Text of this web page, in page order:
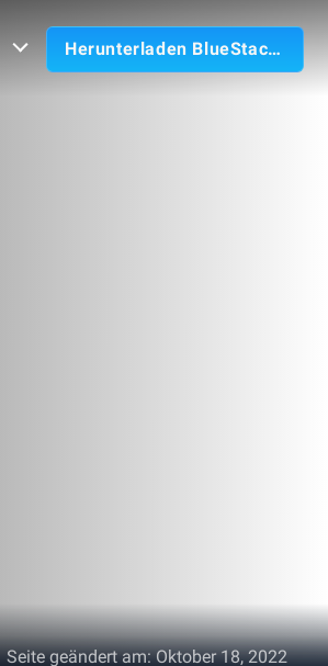
Herunterladen BlueStacks
Seite geändert am:Oktober 18, 2022